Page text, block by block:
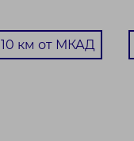
10 км от МКАД